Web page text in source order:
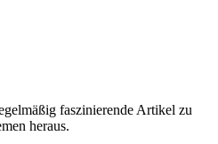
faszinierende Artikel zu
heraus.